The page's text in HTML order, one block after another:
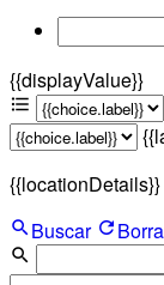
{{displayValue}}
{{locationDetails}}
Buscar